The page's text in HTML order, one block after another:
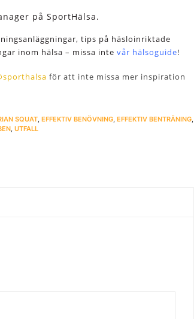
på SportHälsa.
tips på häsloinriktade
inom hälsa – missa inte vår hälsoguide!
för att inte missa mer inspiration
SQUAT, EFFEKTIV BENÖVNING, EFFEKTIV BENTRÄNING,
, UTFALL